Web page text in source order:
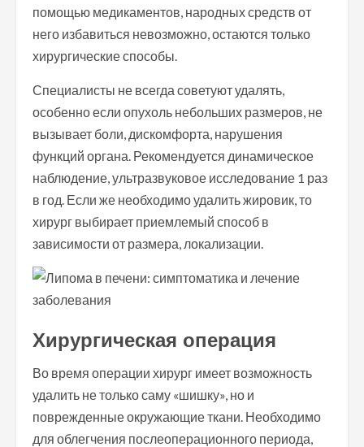
помощью медикаментов, народных средств от
него избавиться невозможно, остаются только
хирургические способы.
Специалисты не всегда советуют удалять,
особенно если опухоль небольших размеров, не
вызывает боли, дискомфорта, нарушения
функций органа. Рекомендуется динамическое
наблюдение, ультразвуковое исследование 1 раз
в год. Если же необходимо удалить жировик, то
хирург выбирает приемлемый способ в
зависимости от размера, локализации.
Хирургическая операция
Во время операции хирург имеет возможность
удалить не только саму «шишку», но и
поврежденные окружающие ткани. Необходимо
для облегчения послеоперационного периода,